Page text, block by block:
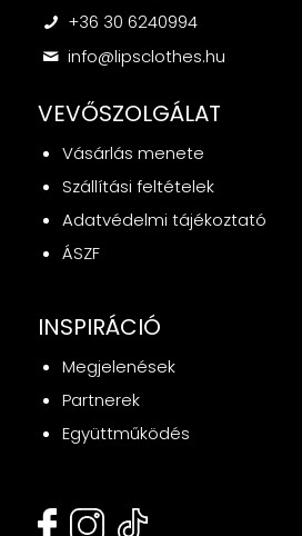
+36 30 6240994
info@lipsclothes.hu
VEVŐSZOLGÁLAT
Vásárlás menete
Szállítási feltételek
Adatvédelmi tájékoztató
ÁSZF
INSPIRÁCIÓ
Megjelenések
Partnerek
Együttműködés